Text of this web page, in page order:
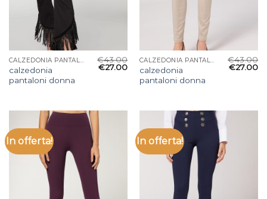
calzedonia
pantaloni donna
€43.00
€27.00
calzedonia
pantaloni donna
€43.00
€27.00
In offerta! In offerta!